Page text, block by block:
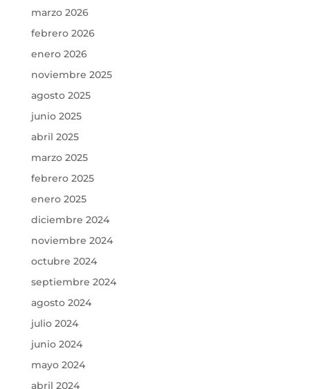
marzo 2026
febrero 2026
enero 2026
noviembre 2025
agosto 2025
junio 2025
abril 2025
marzo 2025
febrero 2025
enero 2025
diciembre 2024
noviembre 2024
octubre 2024
septiembre 2024
agosto 2024
julio 2024
junio 2024
mayo 2024
abril 2024